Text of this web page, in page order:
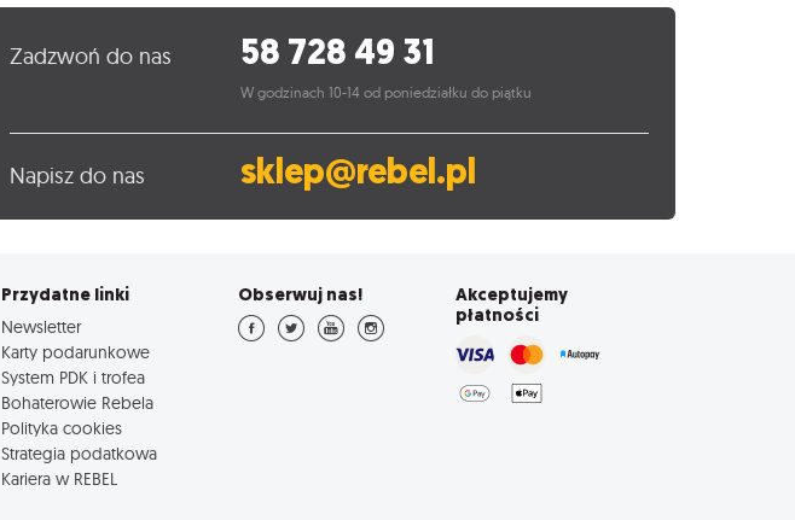
Zadzwoń do nas 58 728 49 31
W godzinach 10-14 od poniedziałku do piątku
Napisz do nas sklep@rebel.pl
Przydatne linki
Newsletter
Karty podarunkowe
System PDK i trofea
Bohaterowie Rebela
Polityka cookies
Strategia podatkowa
Kariera w REBEL
Obserwuj nas!
Akceptujemy
płatności